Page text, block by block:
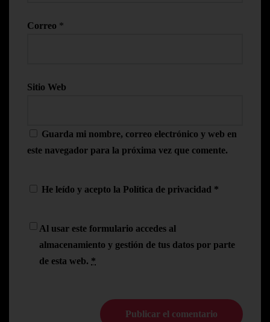
Correo *
Sitio Web
Guarda mi nombre, correo electrónico y web en
este navegador para la próxima vez que comente.
He leído y acepto la Política de privacidad *
Al usar este formulario accedes al
almacenamiento y gestión de tus datos por parte
de esta web. *